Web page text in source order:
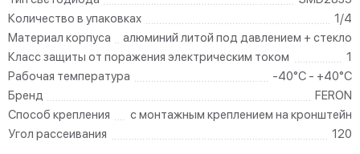
Количество в упаковках
1/4
Материал корпуса
алюминий литой под давлением + стекло
Класс защиты от поражения электрическим током
1
Рабочая температура
-40°C - +40°C
Бренд
FERON
Способ крепления
с монтажным креплением на кронштейн
Угол рассеивания
120